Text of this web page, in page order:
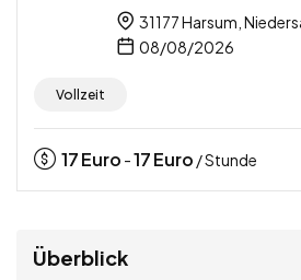
31177 Harsum,
08/08/2026
Vollzeit
17Euro -17Euro / Stunde
Überblick